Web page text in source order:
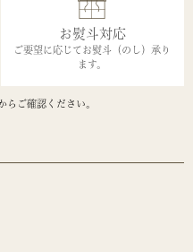
お熨斗対応
ご要望に応じてお熨斗（のし）承り
ます。
らご確認ください。